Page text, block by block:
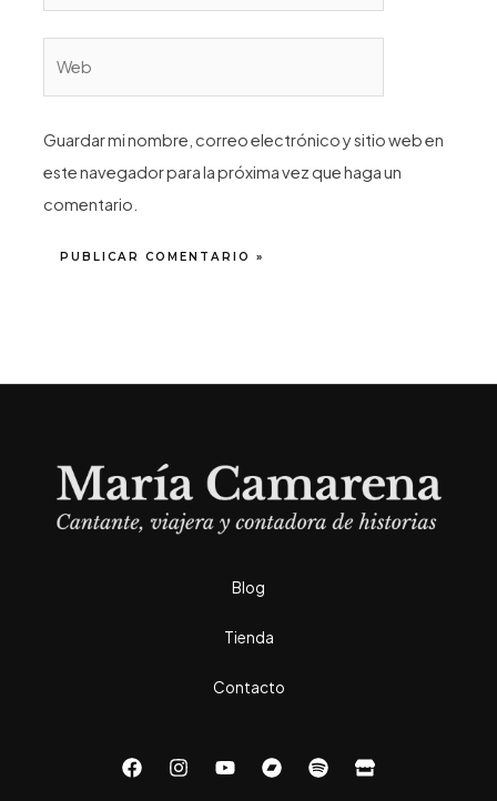
Guardar mi nombre, correo electrónico y sitio web en
este navegador para la próxima vez que haga un
comentario.
Blog
Tienda
Contacto